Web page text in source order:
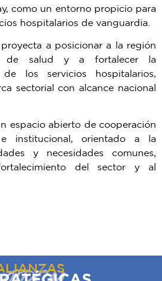
como un entorno propicio para
hospitalarios de vanguardia.
a posicionar a la región
de salud y a fortalecer la
de los servicios hospitalarios,
sectorial con alcance nacional
espacio abierto de cooperación
institucional, orientado a la
y necesidades comunes,
del sector y al